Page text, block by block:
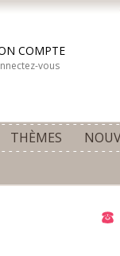
COMPTE
vous
THÈMES